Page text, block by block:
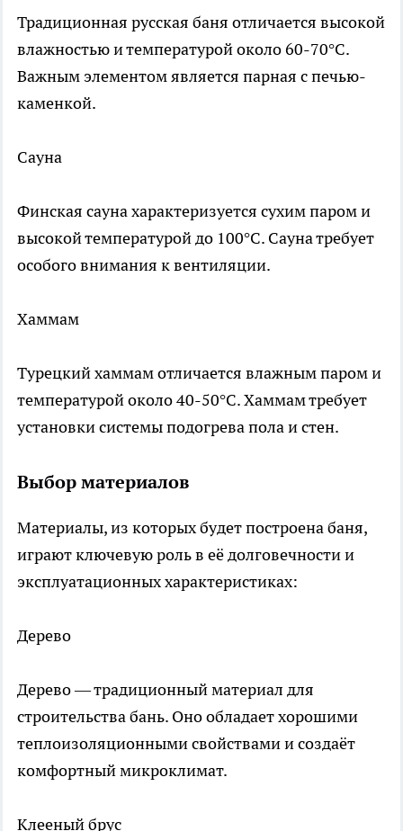
Традиционная русская баня отличается высокой
влажностью и температурой около 60-70°C.
Важным элементом является парная с печью-
каменкой.
Сауна
Финская сауна характеризуется сухим паром и
высокой температурой до 100°C. Сауна требует
особого внимания к вентиляции.
Хаммам
Турецкий хаммам отличается влажным паром и
температурой около 40-50°C. Хаммам требует
установки системы подогрева пола и стен.
Выбор материалов
Материалы, из которых будет построена баня,
играют ключевую роль в её долговечности и
эксплуатационных характеристиках:
Дерево
Дерево — традиционный материал для
строительства бань. Оно обладает хорошими
теплоизоляционными свойствами и создаёт
комфортный микроклимат.
Клееный брус